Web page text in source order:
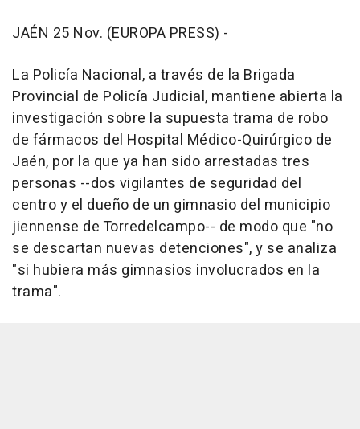
JAÉN 25 Nov. (EUROPA PRESS) -
La Policía Nacional, a través de la Brigada
Provincial de Policía Judicial, mantiene abierta la
investigación sobre la supuesta trama de robo
de fármacos del Hospital Médico-Quirúrgico de
Jaén, por la que ya han sido arrestadas tres
personas --dos vigilantes de seguridad del
centro y el dueño de un gimnasio del municipio
jiennense de Torredelcampo-- de modo que "no
se descartan nuevas detenciones", y se analiza
"si hubiera más gimnasios involucrados en la
trama".